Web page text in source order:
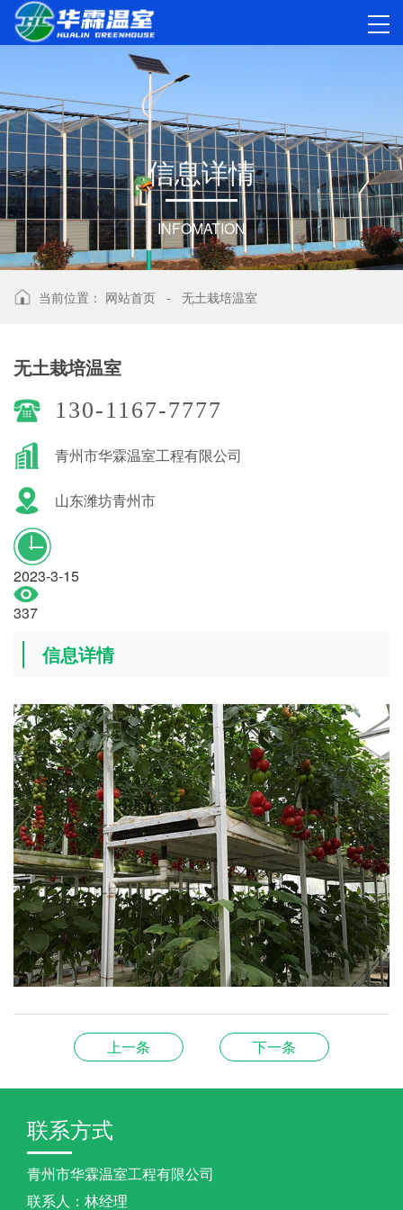
信息详情
INFOMATION
当前位置： 网站首页 - 无土栽培温室
无土栽培温室
130-1167-7777
青州市华霖温室工程有限公司
山东潍坊青州市
2023-3-15
337
信息详情
上一条 下一条
联系方式
青州市华霖温室工程有限公司
联系人：林经理